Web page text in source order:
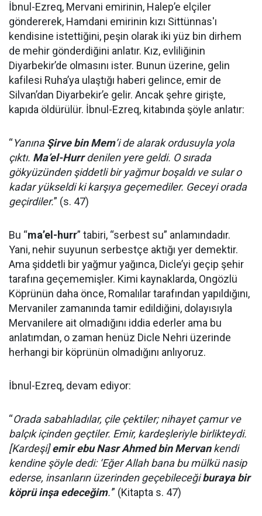
İbnul-Ezreq, Mervani emirinin, Halep’e elçiler
göndererek, Hamdani emirinin kızı Sittünnas'ı
kendisine istettiğini, peşin olarak iki yüz bin dirhem
de mehir gönderdiğini anlatır. Kız, evliliğinin
Diyarbekir’de olmasını ister. Bunun üzerine, gelin
kafilesi Ruha’ya ulaştığı haberi gelince, emir de
Silvan’dan Diyarbekir’e gelir. Ancak şehre girişte,
kapıda öldürülür. İbnul-Ezreq, kitabında şöyle anlatır:
“YanınaŞirve bin Mem’i de alarak ordusuyla yola
çıktı. Ma’el-Hurrdenilen yere geldi. O sırada
gökyüzünden şiddetli bir yağmur boşaldı ve sular o
kadar yükseldi ki karşıya geçemediler. Geceyi orada
geçirdiler.” (s. 47)
Bu “ma’el-hurr” tabiri, “serbest su” anlamındadır.
Yani, nehir suyunun serbestçe aktığı yer demektir.
Ama şiddetli bir yağmur yağınca, Dicle’yi geçip şehir
tarafına geçememişler. Kimi kaynaklarda, Ongözlü
Köprünün daha önce, Romalılar tarafından yapıldığını,
Mervaniler zamanında tamir edildiğini, dolayısıyla
Mervanilere ait olmadığını iddia ederler ama bu
anlatımdan, o zaman henüz Dicle Nehri üzerinde
herhangi bir köprünün olmadığını anlıyoruz.
İbnul-Ezreq, devam ediyor:
“Orada sabahladılar, çile çektiler; nihayet çamur ve
balçık içinden geçtiler. Emir, kardeşleriyle birlikteydi.
[Kardeşi]emir ebu Nasr Ahmed bin Mervankendi
kendine şöyle dedi: ‘Eğer Allah bana bu mülkü nasip
ederse, insanların üzerinden geçebileceğiburaya bir
köprü inşa edeceğim.'” (Kitapta s. 47)